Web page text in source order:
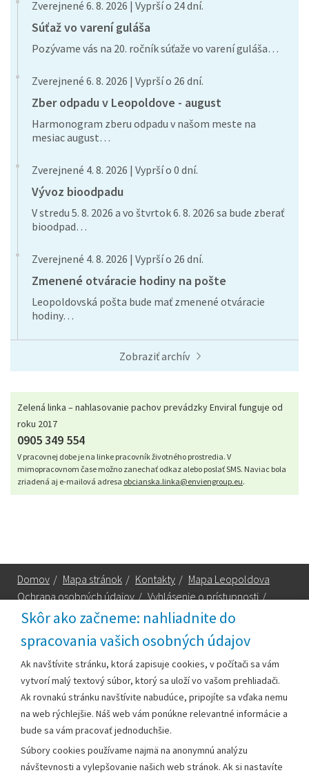
Skôr ako začneme: nahliadnite do
spracovania vašich osobných údajov
Ak navštívite stránku, ktorá zapisuje cookies, v počítači sa vám
vytvorí malý textový súbor, ktorý sa uloží vo vašom prehliadači.
Ak rovnakú stránku navštívite nabudúce, pripojíte sa vďaka nemu
na web rýchlejšie. Náš web vám ponúkne relevantné informácie a
bude sa vám pracovať jednoduchšie.
Súbory cookies používame najmä na anonymnú analýzu
návštevnosti a vylepšovanie našich web stránok. Ak si nastavíte
Zverejnené 6. 8. 2026 | Vyprší o 24 dní.
Súťaž vo varení guláša
Pozývame vás na 20. ročník súťaže vo varení guláša…
Zverejnené 6. 8. 2026 | Vyprší o 26 dní.
Zber odpadu v Leopoldove - august
Harmonogram zberu odpadu v našom meste na
mesiac august…
Zverejnené 4. 8. 2026 | Vyprší o 0 dní.
Vývoz bioodpadu
V stredu 5. 8. 2026 a vo štvrtok 6. 8. 2026 sa bude zberať
bioodpad…
Zverejnené 4. 8. 2026 | Vyprší o 26 dní.
Zmenené otváracie hodiny na pošte
Leopoldovská pošta bude mať zmenené otváracie
hodiny…
Zobraziť archív
Zelená linka – nahlasovanie pachov prevádzky Enviral funguje od
roku 2017
0905 349 554
V pracovnej dobe je na linke pracovník životného prostredia. V
mimopracovnom čase možno zanechať odkaz alebo poslať SMS. Naviac bola
zriadená aj e-mailová adresa obcianska.linka@enviengroup.eu.
Domov / Mapa stránok / Kontakty / Mapa Leopoldova
Ochrana osobných údajov / Vyhlásenie o prístupnosti /
Technická podpora
Mestský úrad Leopoldov
Hlohovská cesta 1818/2A
920 41 Leopoldov
Kontakt: